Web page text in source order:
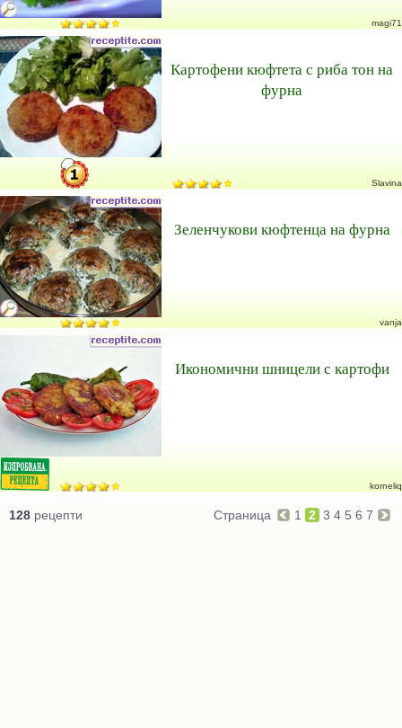
magi71
Картофени кюфтета с риба тон на
фурна
Slavina
Зеленчукови кюфтенца на фурна
vanja
Икономични шницели с картофи
korneliq
128 рецепти Страница 1 2 3 4 5 6 7